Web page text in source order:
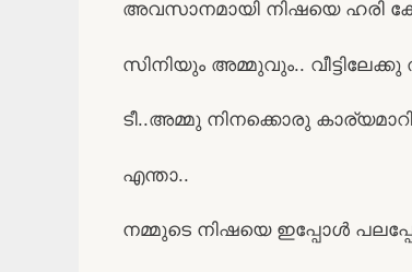
അവസാനമായി നിഷയെ ഹരി
സിനിയും അമ്മുവും.. വീട്ടിലേക്കു
ടീ..അമ്മു നിനക്കൊരു
എന്താ..
നമ്മുടെ നിഷയെ ഇപ്പോൾ